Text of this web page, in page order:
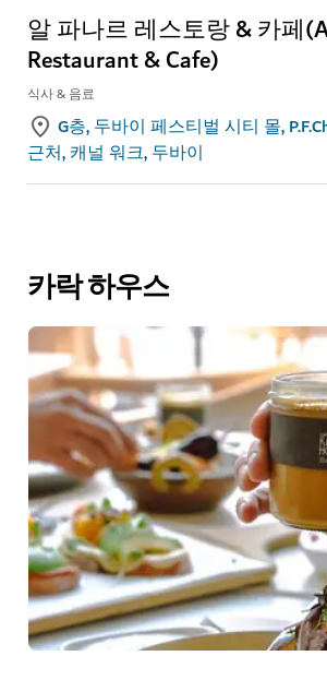
알 파나르 레스토랑 & 카페
Restaurant & Cafe)
식사 & 음료
G층, 두바이 페스티벌 시티 몰,
근처, 캐널 워크, 두바이
카락 하우스